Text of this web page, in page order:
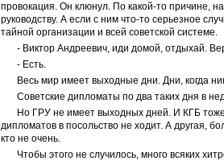
провокация. Он клюнул. По какой-то причине,
руководству. А если с ним что-то серьезное
тайной организации и всей советской системе.
- Виктор Андреевич, иди домой, отдыхай.
- Есть.
Весь мир имеет выходные дни. Дни, когда
Советские дипломаты по два таких дня в
Но ГРУ не имеет выходных дней. И КГБ
дипломатов в посольство не ходит. А другая,
кто не очень.
Чтобы этого не случилось, много всяких